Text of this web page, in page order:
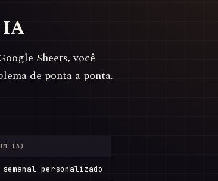
IA
Sheets, você
de ponta a ponta.
IA)
personalizado